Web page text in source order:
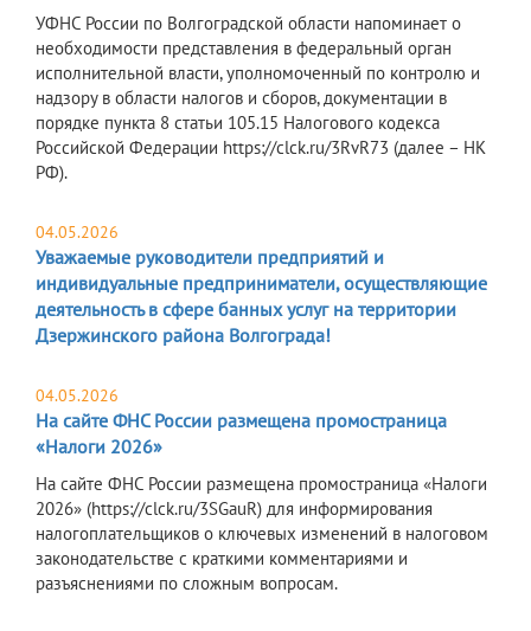
УФНС России по Волгоградской области напоминает о
необходимости представления в федеральный орган
исполнительной власти, уполномоченный по контролю и
надзору в области налогов и сборов, документации в
порядке пункта 8 статьи 105.15 Налогового кодекса
Российской Федерации https://clck.ru/3RvR73 (далее – НК
РФ).
04.05.2026
Уважаемые руководители предприятий и
индивидуальные предприниматели, осуществляющие
деятельность в сфере банных услуг на территории
Дзержинского района Волгограда!
04.05.2026
На сайте ФНС России размещена промостраница
«Налоги 2026»
На сайте ФНС России размещена промостраница «Налоги
2026» (https://clck.ru/3SGauR) для информирования
налогоплательщиков о ключевых изменений в налоговом
законодательстве с краткими комментариями и
разъяснениями по сложным вопросам.